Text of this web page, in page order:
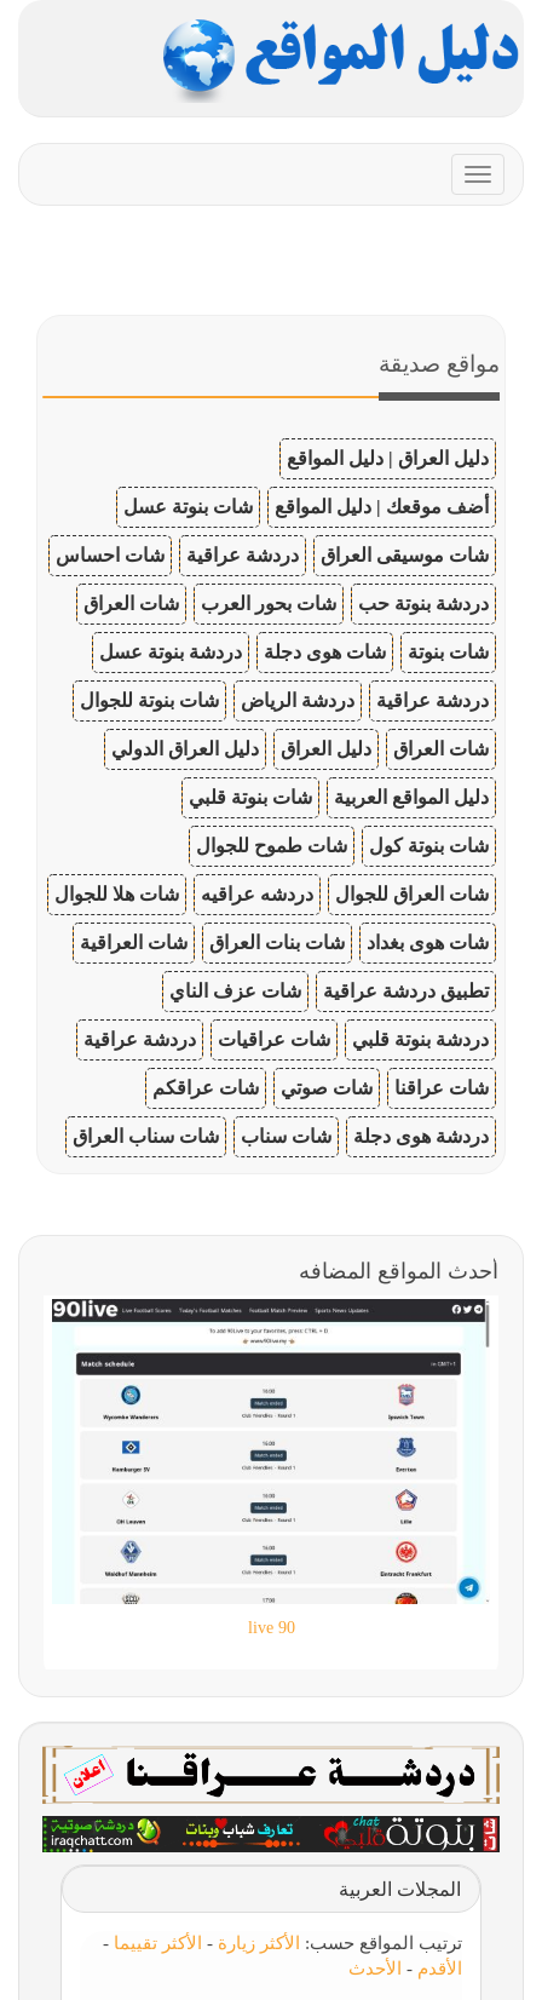
Toggle
navigation
مواقع صديقة
دليل العراق | دليل المواقع
أضف موقعك | دليل المواقع شات بنوتة عسل
شات موسيقى العراق دردشة عراقية شات احساس
دردشة بنوتة حب شات بحور العرب شات العراق
شات بنوتة شات هوى دجلة دردشة بنوتة عسل
دردشة عراقية دردشة الرياض شات بنوتة للجوال
شات العراق دليل العراق دليل العراق الدولي
دليل المواقع العربية شات بنوتة قلبي
شات بنوتة كول شات طموح للجوال
شات العراق للجوال دردشه عراقيه شات هلا للجوال
شات هوى بغداد شات بنات العراق شات العراقية
تطبيق دردشة عراقية شات عزف الناي
دردشة بنوتة قلبي شات عراقيات دردشة عراقية
شات عراقنا شات صوتي شات عراقكم
دردشة هوى دجلة شات سناب شات سناب العراق
أحدث المواقع المضافه
90 live
المجلات العربية
ترتيب المواقع حسب: الأكثر زيارة - الأكثر تقييما -
الأقدم - الأحدث